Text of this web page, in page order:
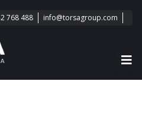
768 488 info@torsagroup.com